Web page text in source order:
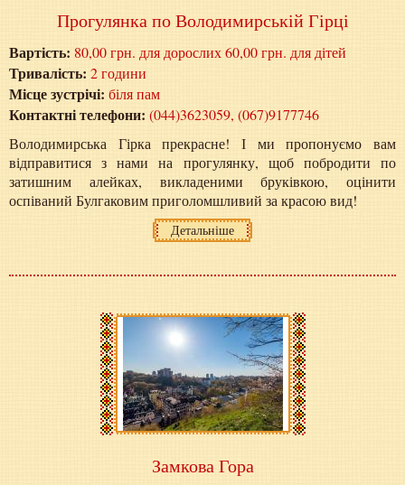
Прогулянка по Володимирській Гірці
Вартість: 80,00 грн. для дорослих 60,00 грн. для дітей
Тривалість: 2 години
Місце зустрічі: біля пам
Контактні телефони: (044)3623059, (067)9177746
Володимирська Гірка прекрасне! І ми пропонуємо вам
відправитися з нами на прогулянку, щоб побродити по
затишним алейках, викладеними бруківкою, оцінити
оспіваний Булгаковим приголомшливий за красою вид!
Детальніше
Замкова Гора